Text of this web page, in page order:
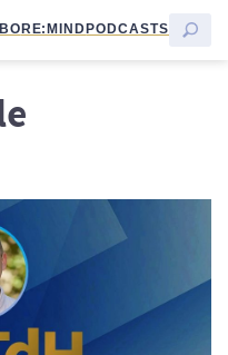
RE:MINDPODCASTS